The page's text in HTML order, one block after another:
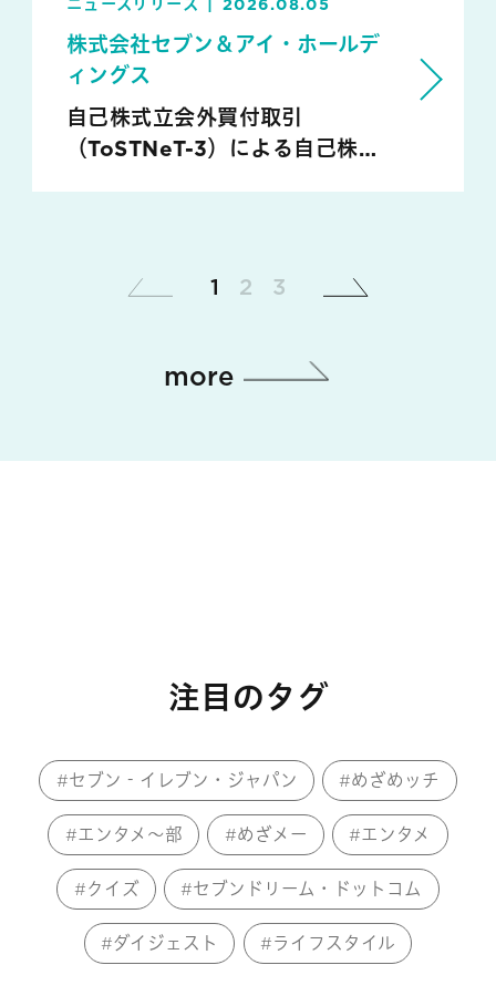
ニュースリリース 2026.08.05
株式会社セブン＆アイ・ホールデ
ィングス
自己株式立会外買付取引
（ToSTNeT-3）による自己株式
1 2 3
more
注目のタグ
セブン‐イレブン・ジャパン めざめッチ
エンタメ～部 めざメー エンタメ
クイズ セブンドリーム・ドットコム
ダイジェスト ライフスタイル